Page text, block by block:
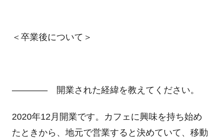
＜卒業後について＞
―――― 開業された経緯を教えてください。
2020年12月開業です。カフェに興味を持ち始め
たときから、地元で営業すると決めていて、移動